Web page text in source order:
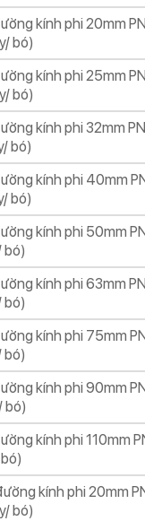
kính phi 20mm
bó)
kính phi 25mm
bó)
kính phi 32mm
bó)
kính phi 40mm
bó)
kính phi 50mm
bó)
kính phi 63mm
bó)
kính phi 75mm
bó)
kính phi 90mm
bó)
kính phi 110mm
kính phi 20mm
bó)